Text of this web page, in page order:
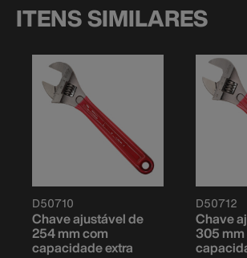
ITENS SIMILARES
D50710
Chave ajustável de
254 mm com
capacidade extra
D50712
Chave
305